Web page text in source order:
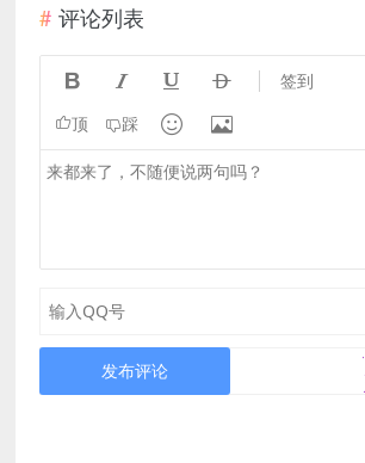
评论列表
    签到
顶 踩  
发布评论